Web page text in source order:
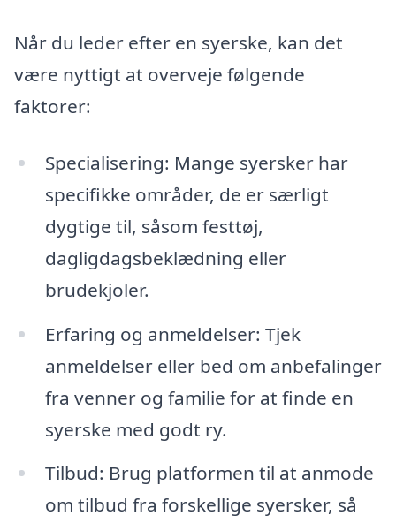
Når du leder efter en syerske, kan det
være nyttigt at overveje følgende
faktorer:
Specialisering: Mange syersker har
specifikke områder, de er særligt
dygtige til, såsom festtøj,
dagligdagsbeklædning eller
brudekjoler.
Erfaring og anmeldelser: Tjek
anmeldelser eller bed om anbefalinger
fra venner og familie for at finde en
syerske med godt ry.
Tilbud: Brug platformen til at anmode
om tilbud fra forskellige syersker, så